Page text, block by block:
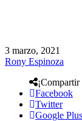
3 marzo, 2021
Rony Espinoza
¡Compartir
Facebook
Twitter
Google Plus